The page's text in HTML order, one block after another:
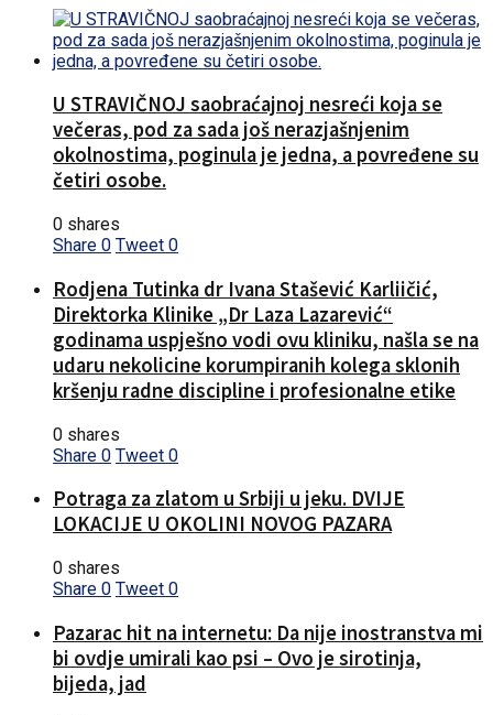
U STRAVIČNOJ saobraćajnoj nesreći koja se
večeras, pod za sada još nerazjašnjenim
okolnostima, poginula je jedna, a povređene su
četiri osobe.
0 shares
Share 0 Tweet 0
Rodjena Tutinka dr Ivana Stašević Karliičić,
Direktorka Klinike „Dr Laza Lazarević“
godinama uspješno vodi ovu kliniku, našla se na
udaru nekolicine korumpiranih kolega sklonih
kršenju radne discipline i profesionalne etike
0 shares
Share 0 Tweet 0
Potraga za zlatom u Srbiji u jeku. DVIJE
LOKACIJE U OKOLINI NOVOG PAZARA
0 shares
Share 0 Tweet 0
Pazarac hit na internetu: Da nije inostranstva mi
bi ovdje umirali kao psi – Ovo je sirotinja,
bijeda, jad